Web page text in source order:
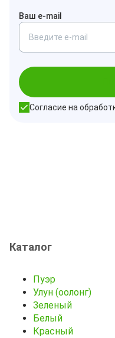
Ваш e-mail
Согласие на
Каталог
Пуэр
Улун (оолонг)
Зеленый
Белый
Красный